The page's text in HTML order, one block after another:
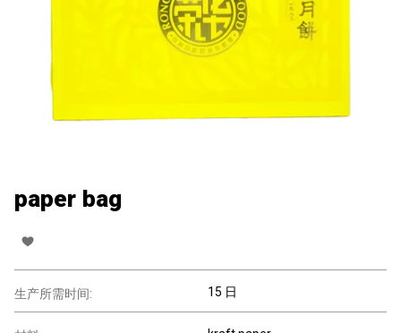
paper bag
生产所需时间: 15 日